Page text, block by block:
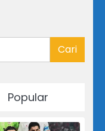
Cari
Popular